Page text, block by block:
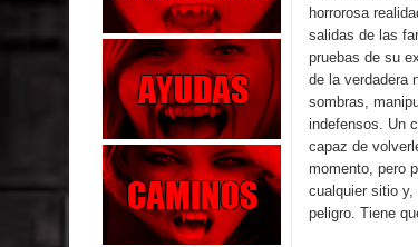
Parte 03: Reflexiones
horrorosa
salidas de las
pruebas de su
de la verdadera
sombras,
indefensos. Un
capaz de
momento, pero
cualquier sitio
peligro. Tiene